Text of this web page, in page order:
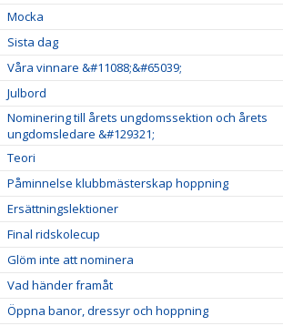
Mocka
Sista dag
Våra vinnare &#11088;&#65039;
Julbord
Nominering till årets ungdomssektion och årets
ungdomsledare &#129321;
Teori
Påminnelse klubbmästerskap hoppning
Ersättningslektioner
Final ridskolecup
Glöm inte att nominera
Vad händer framåt
Öppna banor, dressyr och hoppning